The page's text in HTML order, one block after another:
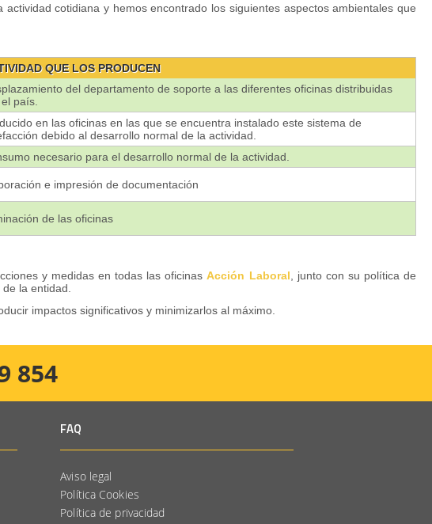
cotidiana y hemos encontrado los siguientes aspectos ambientales que
QUE LOS PRODUCEN
del departamento de soporte a las diferentes oficinas distribuidas
país.
en las oficinas en las que se encuentra instalado este sistema de
debido al desarrollo normal de la actividad.
necesario para el desarrollo normal de la actividad.
e impresión de documentación
de las oficinas
y medidas en todas las oficinasAcción Laboral, junto con su política de
la entidad.
impactos significativos y minimizarlos al máximo.
854
FAQ
Aviso legal
Política Cookies
Política de privacidad